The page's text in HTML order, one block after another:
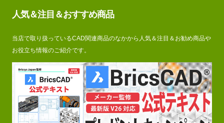
人気＆注目＆おすすめ商品
当店で取り扱っているCAD関連商品のなかから人気＆注目＆お勧め商品や
お役立ち情報のご紹介です。